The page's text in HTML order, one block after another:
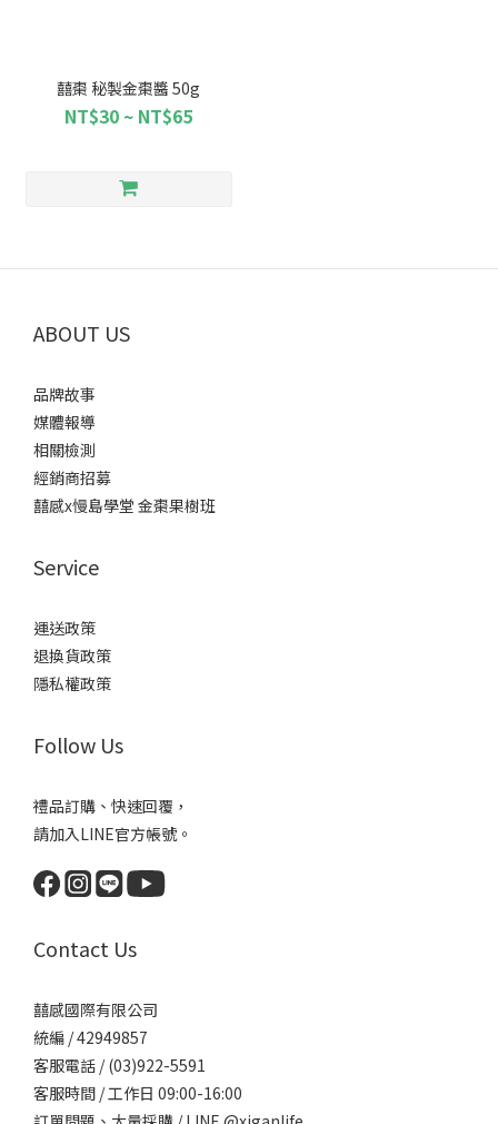
囍棗 秘製金棗醬 50g
NT$30 ~ NT$65
ABOUT US
品牌故事
媒體報導
相關檢測
經銷商招募
囍感x慢島學堂 金棗果樹班
Service
運送政策
退換貨政策
隱私權政策
Follow Us
禮品訂購、快速回覆，
請加入LINE官方帳號。
Contact Us
囍感國際有限公司
統編 / 42949857
客服電話 / (03)922-5591
客服時間 / 工作日 09:00-16:00